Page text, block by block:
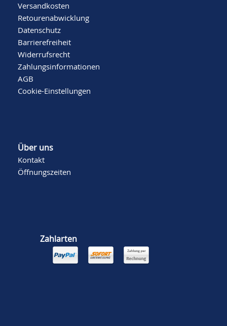
Versandkosten
Retourenabwicklung
Datenschutz
Barrierefreiheit
Widerrufsrecht
Zahlungsinformationen
AGB
Cookie-Einstellungen
Über uns
Kontakt
Öffnungszeiten
Zahlarten